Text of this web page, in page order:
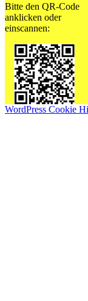
Bitte den QR-Code
anklicken oder
einscannen:
WordPress Cookie